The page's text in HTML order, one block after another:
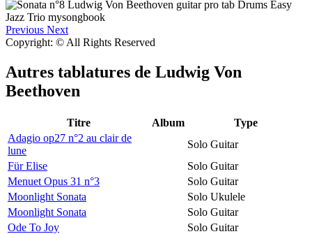
Previous Next
Copyright: © All Rights Reserved
Autres tablatures de Ludwig Von
Beethoven
Titre Album
Type
Adagio op27 n°2 au clair de
lune
Solo Guitar
Für Elise
Solo Guitar
Menuet Opus 31 n°3
Solo Guitar
Moonlight Sonata
Solo Ukulele
Moonlight Sonata
Solo Guitar
Ode To Joy
Solo Guitar